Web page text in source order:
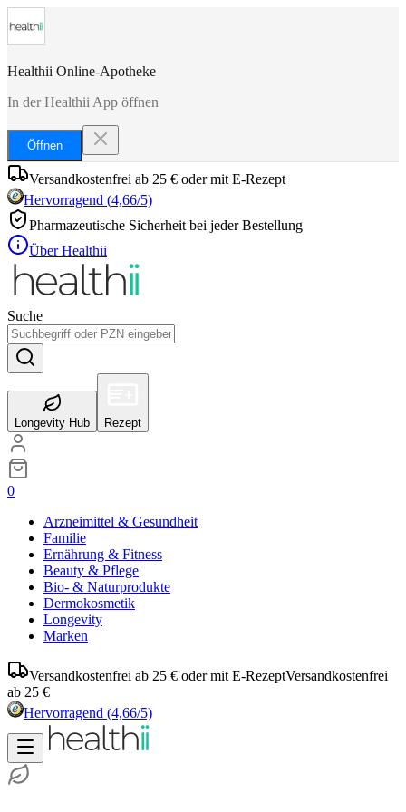
Healthii Online-Apotheke
In der Healthii App öffnen
Öffnen
Versandkostenfrei ab 25 € oder mit E-Rezept
Hervorragend (4,66/5)
Pharmazeutische Sicherheit bei jeder Bestellung
Über Healthii
Suche
Longevity Hub Rezept
0
Arzneimittel & Gesundheit
Familie
Ernährung & Fitness
Beauty & Pflege
Bio- & Naturprodukte
Dermokosmetik
Longevity
Marken
Versandkostenfrei ab 25 € oder mit E-RezeptVersandkostenfrei
ab 25 €
Hervorragend (4,66/5)